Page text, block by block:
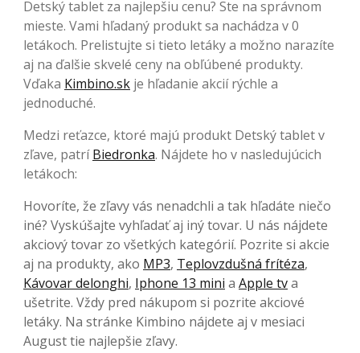
Detský tablet za najlepšiu cenu? Ste na správnom
mieste. Vami hľadaný produkt sa nachádza v 0
letákoch. Prelistujte si tieto letáky a možno narazíte
aj na ďalšie skvelé ceny na obľúbené produkty.
Vďaka Kimbino.sk je hľadanie akcií rýchle a
jednoduché.
Medzi reťazce, ktoré majú produkt Detský tablet v
zľave, patríBiedronka. Nájdete ho v nasledujúcich
letákoch:
Hovoríte, že zľavy vás nenadchli a tak hľadáte niečo
iné? Vyskúšajte vyhľadať aj iný tovar. U nás nájdete
akciový tovar zo všetkých kategórií. Pozrite si akcie
aj na produkty, ako MP3, Teplovzdušná frítéza,
Kávovar delonghi, Iphone 13 mini a Apple tva
ušetrite. Vždy pred nákupom si pozrite akciové
letáky. Na stránke Kimbino nájdete aj v mesiaci
August tie najlepšie zľavy.